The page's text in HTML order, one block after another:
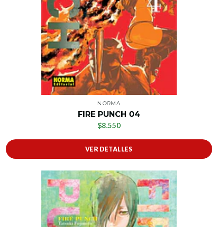
NORMA
FIRE PUNCH 04
$8.550
VER DETALLES